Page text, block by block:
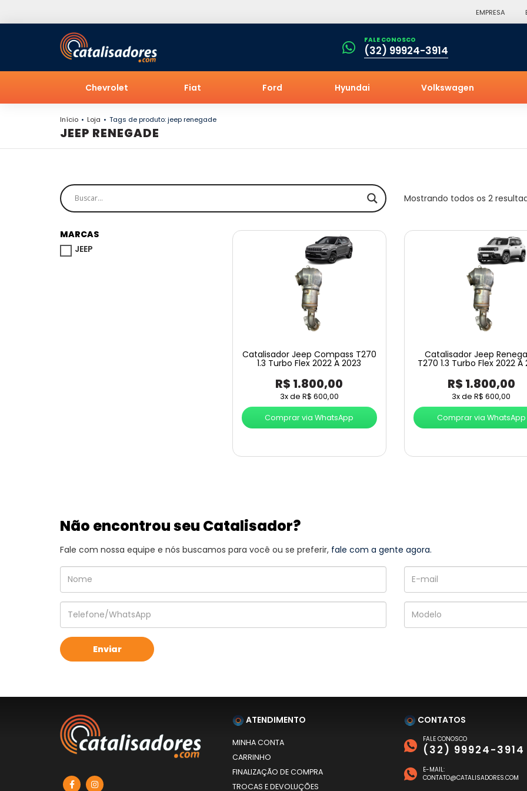
EMPRESA
FALE CONOSCO
(32) 99924-3914
Chevrolet Fiat Ford Hyundai Volkswagen
Início Loja Tags de produto: jeep renegade
JEEP RENEGADE
Mostrando todos os 2
MARCAS
JEEP
Catalisador Jeep Compass T270
1.3 Turbo Flex 2022 A 2023
R$ 1.800,00
3x de R$ 600,00
Comprar via WhatsApp
Catalisador Jeep
T270 1.3 Turbo Flex 2022 A
R$ 1.800,00
3x deR$ 600,00
Comprar via WhatsApp
Não encontrou seu Catalisador?
Fale com nossa equipe e nós buscamos para você ou se preferir, fale com a gente agora.
ATENDIMENTO
MINHA CONTA
CARRINHO
FINALIZAÇÃO DE COMPRA
TROCAS E DEVOLUÇÕES
CONTATOS
FALE CONOSCO
(32) 99924-3914
E-MAIL:
CONTATO@CATALISADORES.COM